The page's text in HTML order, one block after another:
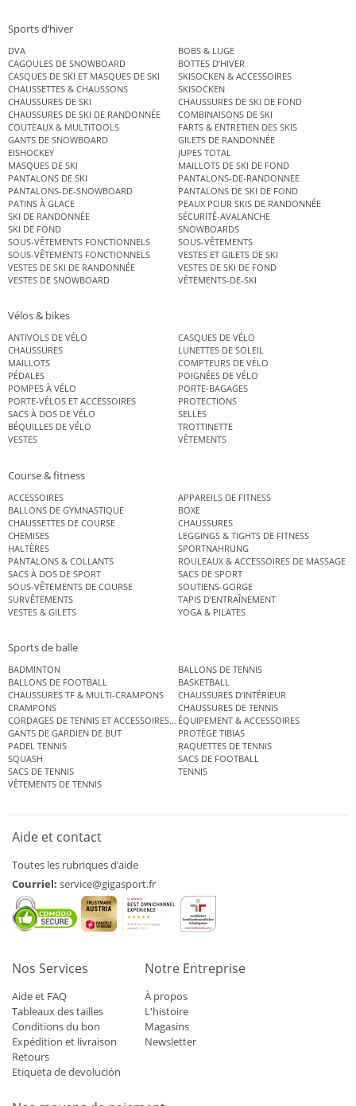
Sports d’hiver
DVA
BOBS & LUGE
CAGOULES DE SNOWBOARD
BOTTES D’HIVER
CASQUES DE SKI ET MASQUES DE SKI
SKISOCKEN & ACCESSOIRES
CHAUSSETTES & CHAUSSONS
SKISOCKEN
CHAUSSURES DE SKI
CHAUSSURES DE SKI DE FOND
CHAUSSURES DE SKI DE RANDONNÉE
COMBINAISONS DE SKI
COUTEAUX & MULTITOOLS
FARTS & ENTRETIEN DES SKIS
GANTS DE SNOWBOARD
GILETS DE RANDONNÉE
EISHOCKEY
JUPES TOTAL
MASQUES DE SKI
MAILLOTS DE SKI DE FOND
PANTALONS DE SKI
PANTALONS-DE-RANDONNEE
PANTALONS-DE-SNOWBOARD
PANTALONS DE SKI DE FOND
PATINS À GLACE
PEAUX POUR SKIS DE RANDONNÉE
SKI DE RANDONNÉE
SÉCURITÉ-AVALANCHE
SKI DE FOND
SNOWBOARDS
SOUS-VÊTEMENTS FONCTIONNELS
SOUS-VÊTEMENTS
SOUS-VÊTEMENTS FONCTIONNELS
VESTES ET GILETS DE SKI
VESTES DE SKI DE RANDONNÉE
VESTES DE SKI DE FOND
VESTES DE SNOWBOARD
VÊTEMENTS-DE-SKI
Vélos & bikes
ANTIVOLS DE VÉLO
CASQUES DE VÉLO
CHAUSSURES
LUNETTES DE SOLEIL
MAILLOTS
COMPTEURS DE VÉLO
PÉDALES
POIGNÉES DE VÉLO
POMPES À VÉLO
PORTE-BAGAGES
PORTE-VÉLOS ET ACCESSOIRES
PROTECTIONS
SACS À DOS DE VÉLO
SELLES
BÉQUILLES DE VÉLO
TROTTINETTE
VESTES
VÊTEMENTS
Course & fitness
ACCESSOIRES
APPAREILS DE FITNESS
BALLONS DE GYMNASTIQUE
BOXE
CHAUSSETTES DE COURSE
CHAUSSURES
CHEMISES
LEGGINGS & TIGHTS DE FITNESS
HALTÈRES
SPORTNAHRUNG
PANTALONS & COLLANTS
ROULEAUX & ACCESSOIRES DE MASSAGE
SACS À DOS DE SPORT
SACS DE SPORT
SOUS-VÊTEMENTS DE COURSE
SOUTIENS-GORGE
SURVÊTEMENTS
TAPIS D’ENTRAÎNEMENT
VESTES & GILETS
YOGA & PILATES
Sports de balle
BADMINTON
BALLONS DE TENNIS
BALLONS DE FOOTBALL
BASKETBALL
CHAUSSURES TF & MULTI-CRAMPONS
CHAUSSURES D’INTÉRIEUR
CRAMPONS
CHAUSSURES DE TENNIS
CORDAGES DE TENNIS ET ACCESSOIRES DE TENNISÉQUIPEMENT & ACCESSOIRES
GANTS DE GARDIEN DE BUT
PROTÈGE TIBIAS
PADEL TENNIS
RAQUETTES DE TENNIS
SQUASH
SACS DE FOOTBALL
SACS DE TENNIS
TENNIS
VÊTEMENTS DE TENNIS
Aide et contact
Toutes les rubriques d’aide
Courriel: service@gigasport.fr
Nos Services
Aide et FAQ
Tableaux des tailles
Conditions du bon
Expédition et livraison
Retours
Etiqueta de devolución
Notre Entreprise
À propos
L'histoire
Magasins
Newsletter